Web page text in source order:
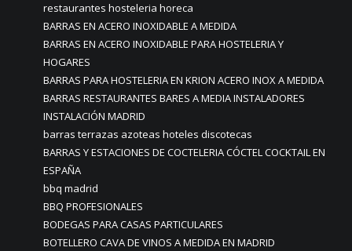
restaurantes hosteleria horeca
BARRAS EN ACERO INOXIDABLE A MEDIDA
BARRAS EN ACERO INOXIDABLE PARA HOSTELERIA Y
HOGARES
BARRAS PARA HOSTELERIA EN KRION ACERO INOX A MEDIDA
BARRAS RESTAURANTES BARES A MEDIA INSTALADORES
INSTALACIÓN MADRID
barras terrazas azoteas hoteles discotecas
BARRAS Y ESTACIONES DE COCTELERIA CÓCTEL COCKTAIL EN
ESPAÑA
bbq madrid
BBQ PROFESIONALES
BODEGAS PARA CASAS PARTICULARES
BOTELLERO CAVA DE VINOS A MEDIDA EN MADRID